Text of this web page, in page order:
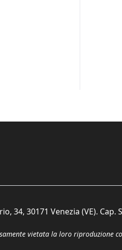
30171 Venezia (VE). Cap.
vietata la loro riproduzione